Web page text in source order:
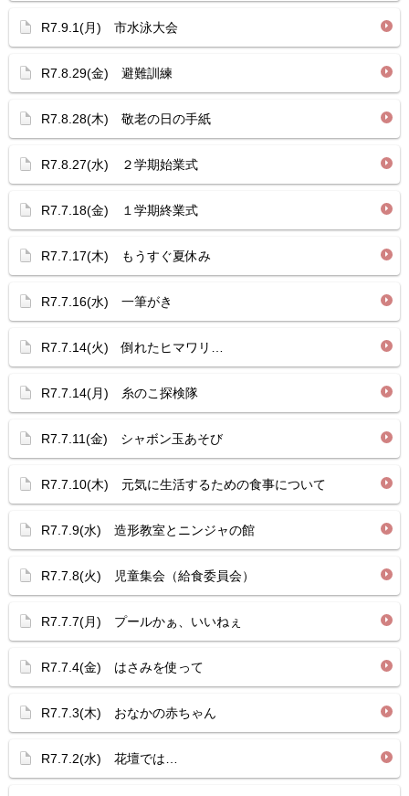
R7.9.1(月) 市水泳大会
R7.8.29(金) 避難訓練
R7.8.28(木) 敬老の日の手紙
R7.8.27(水) ２学期始業式
R7.7.18(金) １学期終業式
R7.7.17(木) もうすぐ夏休み
R7.7.16(水) 一筆がき
R7.7.14(火) 倒れたヒマワリ…
R7.7.14(月) 糸のこ探検隊
R7.7.11(金) シャボン玉あそび
R7.7.10(木) 元気に生活するための食事について
R7.7.9(水) 造形教室とニンジャの館
R7.7.8(火) 児童集会（給食委員会）
R7.7.7(月) プールかぁ、いいねぇ
R7.7.4(金) はさみを使って
R7.7.3(木) おなかの赤ちゃん
R7.7.2(水) 花壇では…